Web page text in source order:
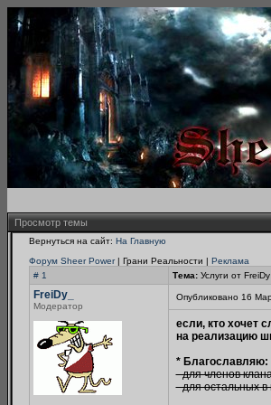
Просмотр темы
Вернуться на сайт: На Главную
Форум Sheer Power| Грани Реальности | Реклама
# 1
Тема: Услуги от FreiDy
FreiDy_
Модератор
Опубликовано 16
если, кто хочет
на реализацию
* Благославляю:
- для членов
- для остальных